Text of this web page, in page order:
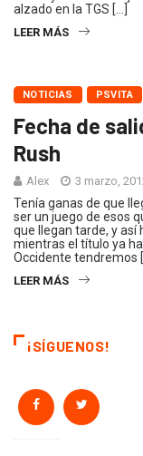
alzado en la TGS […]
LEER MÁS
NOTICIAS PSVITA
Fecha de
Rush
Alex 3 marzo,
Tenía ganas de que
ser un juego de esos
que llegan tarde, y así
mientras el título ya
Occidente tendremos
LEER MÁS
¡SÍGUENOS!